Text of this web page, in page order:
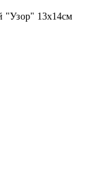
"Узор" 13х14см